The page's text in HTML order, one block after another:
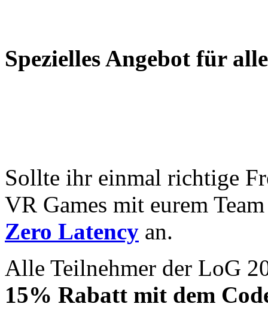
Spezielles Angebot für
Sollte ihr einmal richtige
VR Games mit eurem
Zero Latency an.
Alle Teilnehmer der LoG
15% Rabatt mit dem